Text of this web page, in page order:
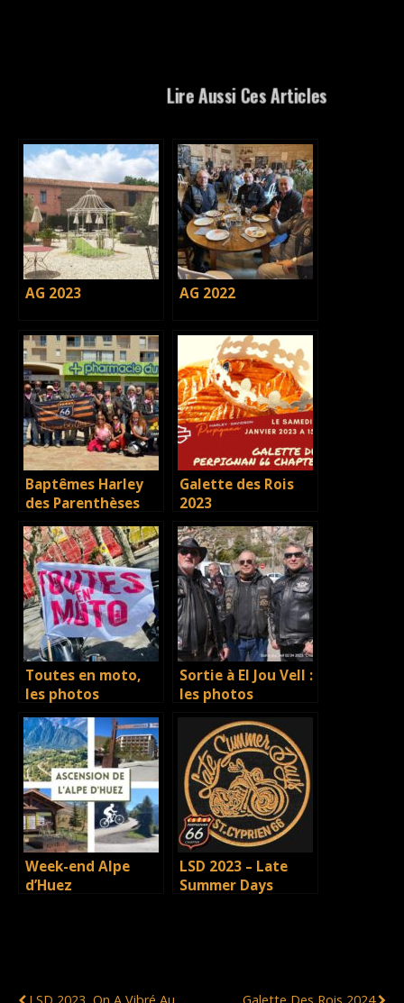
AG 2023 AG 2022
Baptêmes Harley
des Parenthèses
Galette des Rois
2023
Toutes en moto,
les photos
Sortie à El Jou Vell :
les photos
Week-end Alpe
d’Huez
LSD 2023 – Late
Summer Days